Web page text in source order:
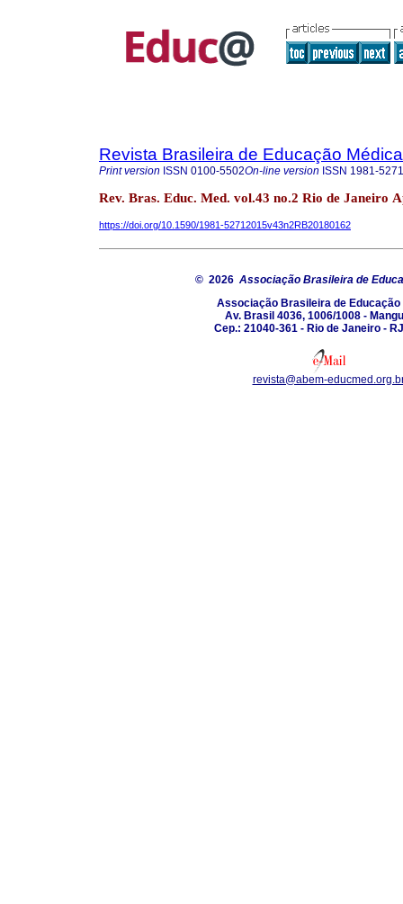
Revista Brasileira de Educação Médica
Print version ISSN 0100-5502On-line version ISSN 1981-5271
Rev. Bras. Educ. Med. vol.43 no.2 Rio de Janeiro
https://doi.org/10.1590/1981-52712015v43n2RB20180162
© 2026 Associação Brasileira de
Associação Brasileira de Educação
Av. Brasil 4036, 1006/1008 -
Cep.: 21040-361 - Rio de Janeiro -
revista@abem-